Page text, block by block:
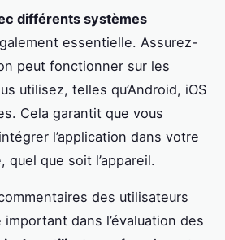
différents systèmes
essentielle. Assurez-
peut fonctionner sur les
utilisez, telles qu’Android, iOS
Cela garantit que vous
l’application dans votre
que soit l’appareil.
des utilisateurs
dans l’évaluation des